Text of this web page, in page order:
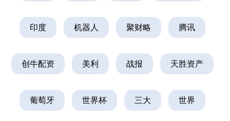
印度 机器人 聚财略 腾讯
创牛配资 美利 战报 天胜资产
葡萄牙 世界杯 三大 世界